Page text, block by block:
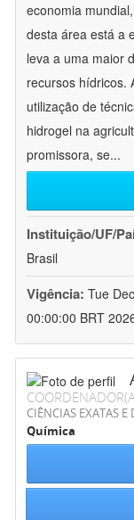
economia
desta área está a
leva a uma maior
recursos hídricos.
utilização de
hidrogel na
promissora, se...
Instituição/UF/
Brasil
Vigência: Tue
00:00:00 BRT
CIÊNCIAS EXATAS E
Química